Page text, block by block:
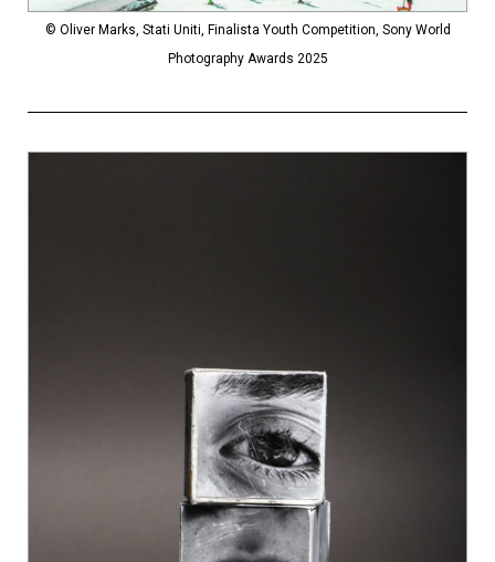
© Oliver Marks, Stati Uniti, Finalista Youth Competition, Sony World
Photography Awards 2025